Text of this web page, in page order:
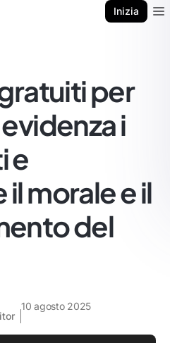
Inizia
per
i
e
morale e il
del
10 agosto 2025